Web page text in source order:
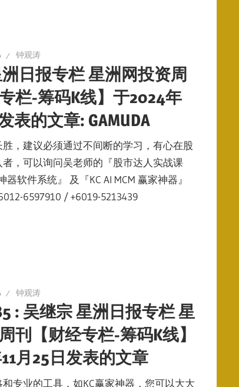
钟观涛
日报专栏 星洲网投资周
栏-筹码K线】于2024年
表的文章: GAMUDA
，建议必须通过不间断的学习，有心在股
，可以询问吴老师的『股市达人实战课
器软件系统』 及『KC AI MCM 赢家神器』
6597910 / +6019-5213439
钟观涛
: 吴继宗 星洲日报专栏 星
刊【财经专栏-筹码K线】
月25日发表的文章
专业的工具，如KC赢家神器，您可以大大